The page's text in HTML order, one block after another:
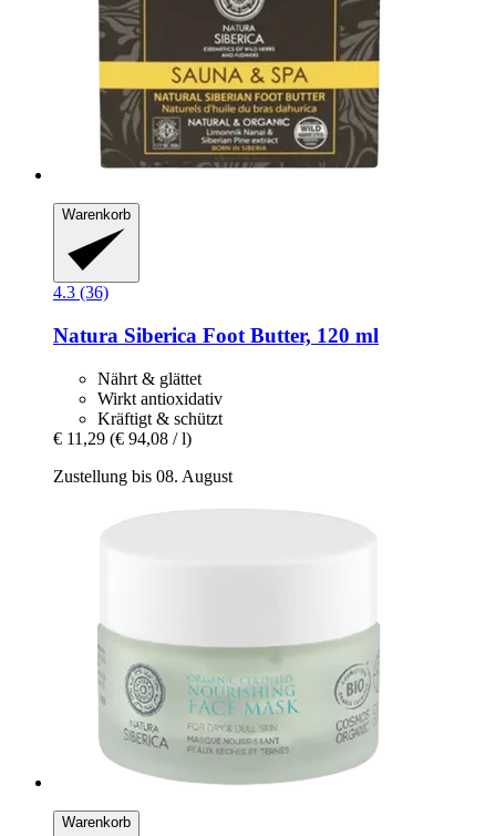
Warenkorb
4.3 (36)
Natura Siberica Foot Butter, 120 ml
Nährt & glättet
Wirkt antioxidativ
Kräftigt & schützt
€ 11,29 (€ 94,08 / l)
Zustellung bis 08. August
Warenkorb